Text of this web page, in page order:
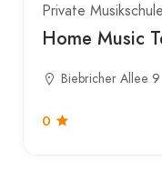
Private Musikschule
Home Music
Biebricher Allee 9
0